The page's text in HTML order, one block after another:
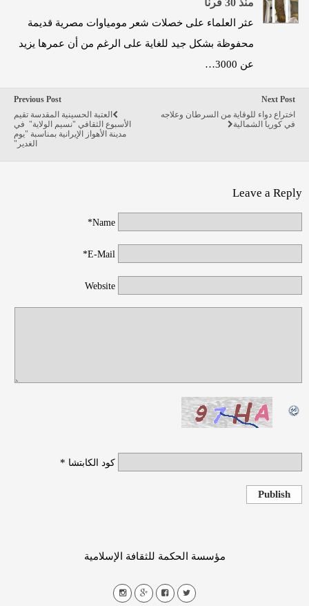
منذ 30 قرناً
عثر العلماء على خصلات شعر مومياوات مصرية قديمة
محفوظة بشكل جيد للغاية على الرغم من أن عمرها يزيد
عن 3000…
Previous Post
العتبة الحسينية المقدسة تقيم
الأسبوع الثقافي "نسيم الولاية" في
مدينة الأهواز الإيرانية بمناسبة "يوم
الغدير"
Next Post
اختراع دواء للوقاية من السرطان وعلاجه
في كوريا الشمالية
Leave a Reply
Name*
E-Mail*
Website
كود الكابتشا *
Publish
مؤسسة الحكمة للثقافة الإسلامية